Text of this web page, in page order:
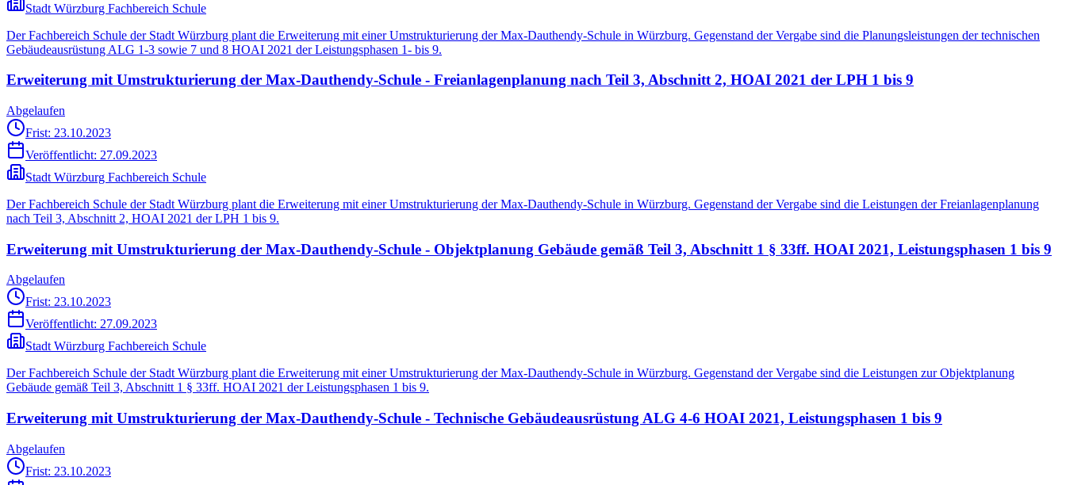
Stadt Würzburg Fachbereich Schule
Der Fachbereich Schule der Stadt Würzburg plant die Erweiterung mit einer Umstrukturierung der Max-Dauthendy-Schule in Würzburg. Gegenstand der Vergabe sind die Planungsleistungen der technischen
Gebäudeausrüstung ALG 1-3 sowie 7 und 8 HOAI 2021 der Leistungsphasen 1- bis 9.
Erweiterung mit Umstrukturierung der Max-Dauthendy-Schule - Freianlagenplanung nach Teil 3, Abschnitt 2, HOAI 2021 der LPH 1 bis 9
Abgelaufen
Frist: 23.10.2023
Veröffentlicht: 27.09.2023
Stadt Würzburg Fachbereich Schule
Der Fachbereich Schule der Stadt Würzburg plant die Erweiterung mit einer Umstrukturierung der Max-Dauthendy-Schule in Würzburg. Gegenstand der Vergabe sind die Leistungen der Freianlagenplanung
nach Teil 3, Abschnitt 2, HOAI 2021 der LPH 1 bis 9.
Erweiterung mit Umstrukturierung der Max-Dauthendy-Schule - Objektplanung Gebäude gemäß Teil 3, Abschnitt 1 § 33ff. HOAI 2021, Leistungsphasen 1 bis 9
Abgelaufen
Frist: 23.10.2023
Veröffentlicht: 27.09.2023
Stadt Würzburg Fachbereich Schule
Der Fachbereich Schule der Stadt Würzburg plant die Erweiterung mit einer Umstrukturierung der Max-Dauthendy-Schule in Würzburg. Gegenstand der Vergabe sind die Leistungen zur Objektplanung
Gebäude gemäß Teil 3, Abschnitt 1 § 33ff. HOAI 2021 der Leistungsphasen 1 bis 9.
Erweiterung mit Umstrukturierung der Max-Dauthendy-Schule - Technische Gebäudeausrüstung ALG 4-6 HOAI 2021, Leistungsphasen 1 bis 9
Abgelaufen
Frist: 23.10.2023